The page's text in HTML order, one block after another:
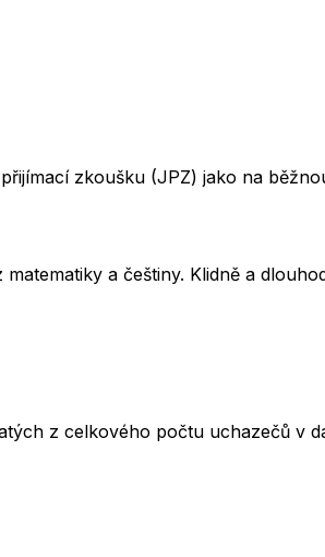
zkoušku (JPZ) jako na
a češtiny. Klidně a
z celkového počtu uchazečů v